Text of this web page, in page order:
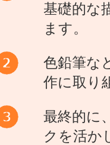
基礎的な
ます。
色鉛筆な
作に取り
最終的に
クを活か